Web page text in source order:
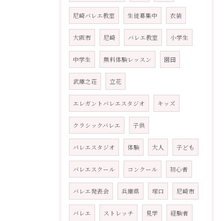
尼崎バレエ教室 生徒募集中 衣装
大阪市 尼崎 バレエ教室 小学生
中学生 無料体験レッスン 園田
武庫之荘 立花
エレガントバレエスタジオ キッズ
クラシックバレエ 子供
バレエスタジオ 体験 大人 子ども
バレエスクール コンクール 初心者
バレエ発表会 兵庫県 塚口 尼崎市
バレエ ストレッチ 見学 経験者